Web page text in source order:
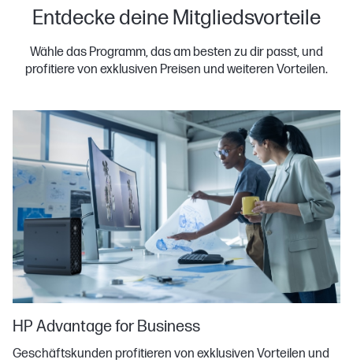
Entdecke deine Mitgliedsvorteile
Wähle das Programm, das am besten zu dir passt, und
profitiere von exklusiven Preisen und weiteren Vorteilen.
HP Advantage for Business
Geschäftskunden profitieren von exklusiven Vorteilen und